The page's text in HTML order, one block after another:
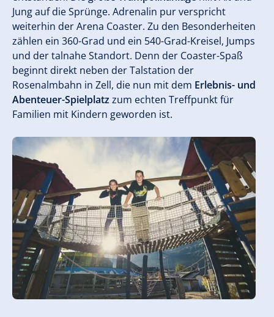
Jung auf die Sprünge. Adrenalin pur verspricht
weiterhin der Arena Coaster. Zu den Besonderheiten
zählen ein 360-Grad und ein 540-Grad-Kreisel, Jumps
und der talnahe Standort. Denn der Coaster-Spaß
beginnt direkt neben der Talstation der
Rosenalmbahn in Zell, die nun mit dem Erlebnis- und
Abenteuer-Spielplatz zum echten Treffpunkt für
Familien mit Kindern geworden ist.